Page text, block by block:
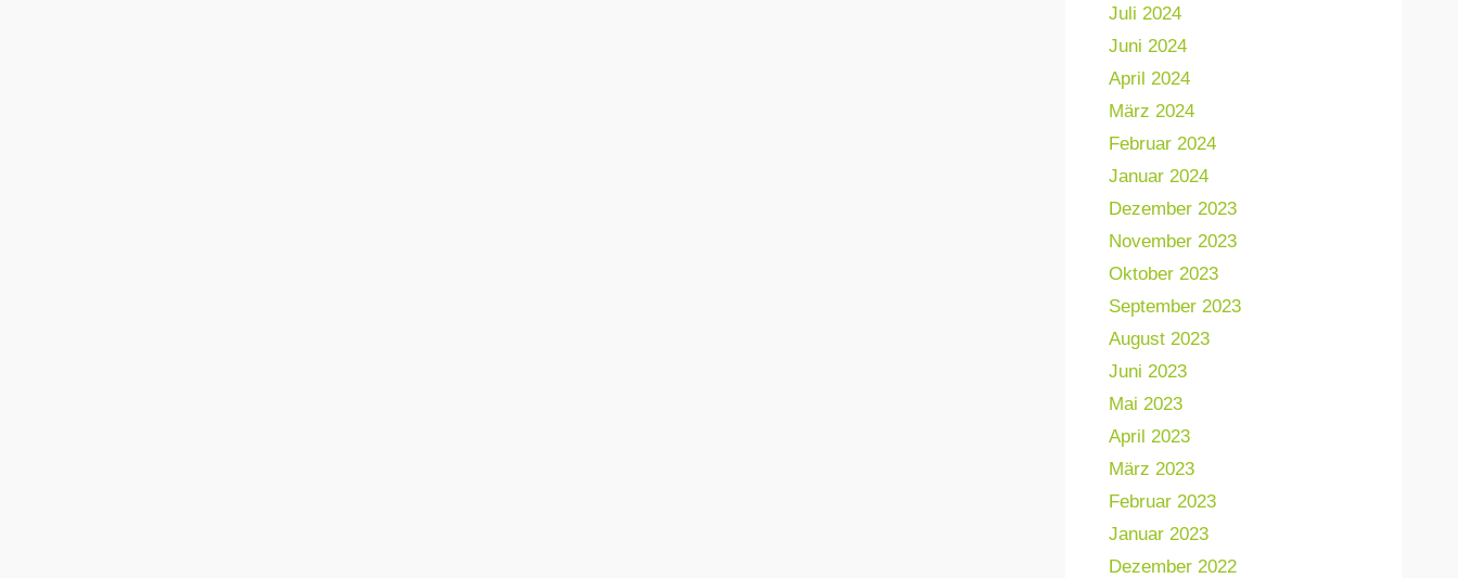
Juli 2024
Juni 2024
April 2024
März 2024
Februar 2024
Januar 2024
Dezember 2023
November 2023
Oktober 2023
September 2023
August 2023
Juni 2023
Mai 2023
April 2023
März 2023
Februar 2023
Januar 2023
Dezember 2022